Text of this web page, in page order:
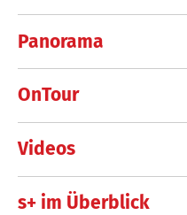
Panorama
OnTour
Videos
s+ im Überblick